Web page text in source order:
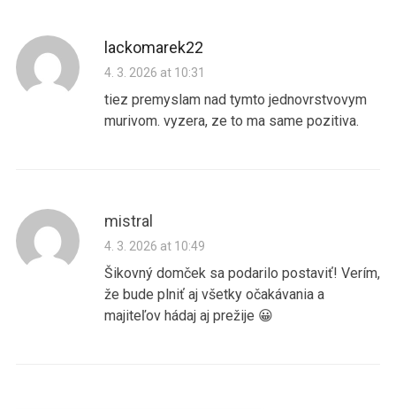
lackomarek22
4. 3. 2026 at 10:31
tiez premyslam nad tymto jednovrstvovym
murivom. vyzera, ze to ma same pozitiva.
mistral
4. 3. 2026 at 10:49
Šikovný domček sa podarilo postaviť! Verím,
že bude plniť aj všetky očakávania a
majiteľov hádaj aj prežije 😀